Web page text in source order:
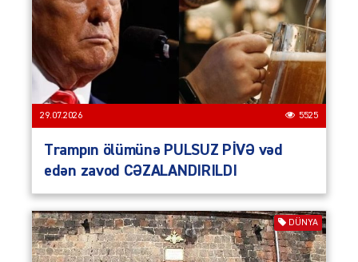
29.07.2026 5525
Trampın ölümünə PULSUZ PİVƏ vəd
edən zavod CƏZALANDIRILDI
DÜNYA